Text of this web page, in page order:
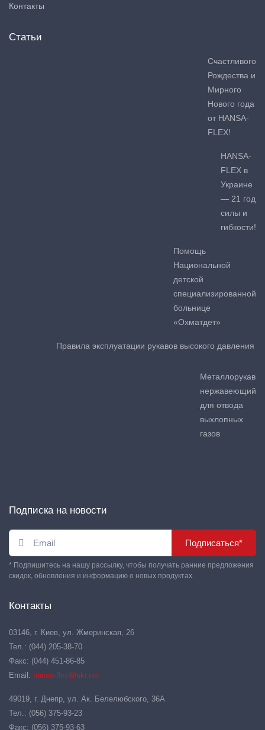
Контакты
Статьи
Счастливого
Рождества и
Мирного
Нового года
от HANSA-
FLEX!
HANSA-
FLEX в
Украине
— 21 год
силы и
гибкости!
Помощь
Национальной
детской
специализированной
больнице
«Охматдет»
Правила эксплуатации рукавов высокого давления
Металлорукав
нержавеющий
для отвода
выхлопных
газов
Подписка на новости
Подписаться*
* Подпишитесь на нашу рассылку, чтобы получать ранние предложения
скидок, обновления и информацию о новых продуктах.
Контакты
03146, г. Киев, ул. Жмеринская, 26
Тел.: (044) 205-38-70
Факс: (044) 451-86-85
Email: hansa-flex@ukr.net
49019, г. Днепр, ул. Ак. Белелюбского, 36А
Тел.: (056) 375-93-23
Факс: (056) 375-93-63